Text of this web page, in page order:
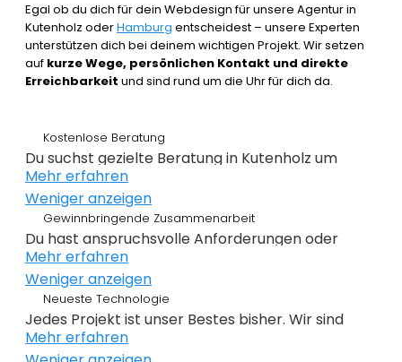
Egal ob du dich für dein Webdesign für unsere Agentur in
Kutenholz oderHamburg entscheidest – unsere Experten
unterstützen dich bei deinem wichtigen Projekt. Wir setzen
auf kurze Wege, persönlichen Kontakt und direkte
Erreichbarkeit und sind rund um die Uhr für dich da.
Kostenlose Beratung
Du suchst gezielte Beratung in Kutenholz um
erfolgreich im Webdesign 2022 zu sein. Wir
beraten dich kostenlos und individuell zu
Webdesign, E-Commerce,
Suchmaschinenoptimierung und im Grunde alles,
was mit Internet zu tun hat. Du weißt noch nicht
genau wo du bei deiner Online Präsenz anfangen
sollst oder wie es weitergeht, dann bist du genau
bei derrichtigen Agentur
Mehr erfahren
Weniger anzeigen
Gewinnbringende Zusammenarbeit
Du hast anspruchsvolle Anforderungen oder
Ideen und du hast genaue Ziele definiert, die du
erreichen willst? Gemeinsam mit dir planen,
konzipieren und realieren wir dein Projekt. Beim
Webdesign Kutenholz überlassen wir nichts dem
Zufall. Keine intransparente Planung – nur
Mehr erfahren
Weniger anzeigen
Neueste Technologie
Jedes Projekt ist unser Bestes bisher. Wir sind
immer auf der Suche nach noch besseren
Mehr erfahren